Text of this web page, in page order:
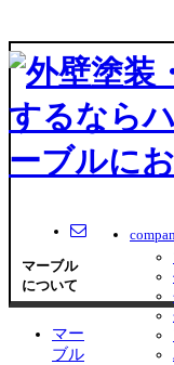
マーブル
について
マー
ブル